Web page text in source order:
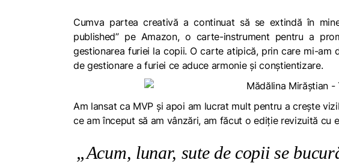
Cumva partea creativă a continuat să se extindă în
published” pe Amazon, o carte-instrument pentru a
gestionarea furiei la copii. O carte atipică, prin care mi-am
de gestionare a furiei ce aduce armonie și conștientizare.
Am lansat ca MVP și apoi am lucrat mult pentru a crește
ce am început să am vânzări, am făcut o ediție revizuită
„Acum, lunar, sute de copii se